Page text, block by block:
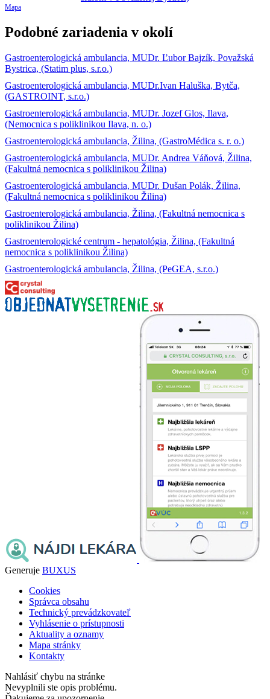
Mapa
Podobné zariadenia v okolí
Gastroenterologická ambulancia, MUDr. Ľubor Bajzík, Považská
Bystrica, (Statim plus, s.r.o.)
Gastroenterologická ambulancia, MUDr.Ivan Haluška, Bytča,
(GASTROINT, s.r.o.)
Gastroenterologická ambulancia, MUDr. Jozef Glos, Ilava,
(Nemocnica s poliklinikou Ilava, n. o.)
Gastroenterologická ambulancia, Žilina, (GastroMédica s. r. o.)
Gastroenterologická ambulancia, MUDr. Andrea Váňová, Žilina,
(Fakultná nemocnica s poliklinikou Žilina)
Gastroenterologická ambulancia, MUDr. Dušan Polák, Žilina,
(Fakultná nemocnica s poliklinikou Žilina)
Gastroenterologická ambulancia, Žilina, (Fakultná nemocnica s
poliklinikou Žilina)
Gastroenterologické centrum - hepatológia, Žilina, (Fakultná
nemocnica s poliklinikou Žilina)
Gastroenterologická ambulancia, Žilina, (PeGEA, s.r.o.)
Generuje BUXUS
Cookies
Správca obsahu
Technický prevádzkovateľ
Vyhlásenie o prístupnosti
Aktuality a oznamy
Mapa stránky
Kontakty
Nahlásiť chybu na stránke
Nevyplnili ste opis problému.